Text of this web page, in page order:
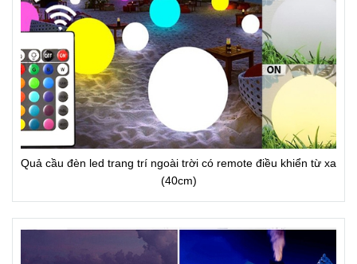
Quả cầu đèn led trang trí ngoài trời có remote điều khiển từ xa
(40cm)